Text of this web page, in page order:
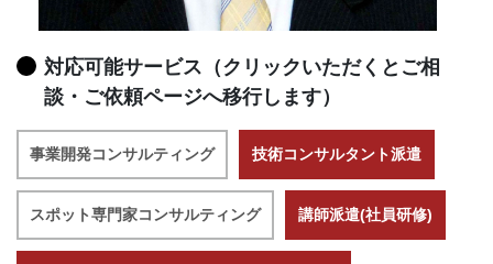
対応可能サービス（クリックいただくとご相
談・ご依頼ページへ移行します）
事業開発コンサルティング 技術コンサルタント派遣
スポット専門家コンサルティング 講師派遣(社員研修)